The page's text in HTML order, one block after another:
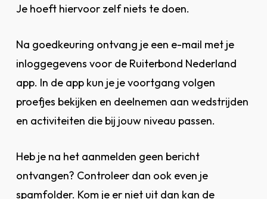
Je hoeft hiervoor zelf niets te doen.
Na goedkeuring ontvang je een e-mail met je
inloggegevens voor de Ruiterbond Nederland
app. In de app kun je je voortgang volgen
proefjes bekijken en deelnemen aan wedstrijden
en activiteiten die bij jouw niveau passen.
Heb je na het aanmelden geen bericht
ontvangen? Controleer dan ook even je
spamfolder. Kom je er niet uit dan kan de